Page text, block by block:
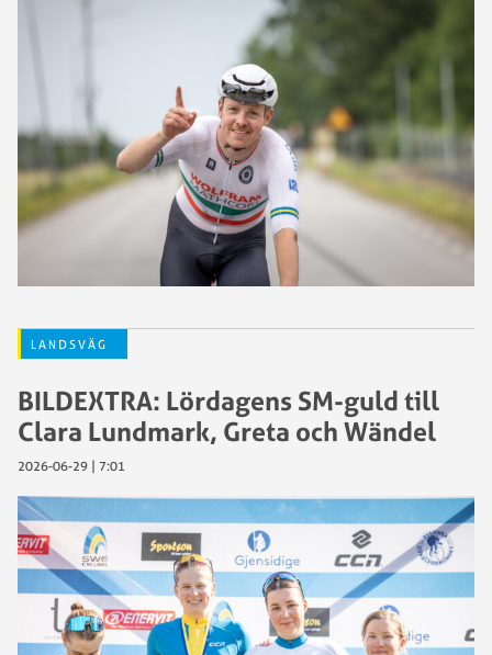
LANDSVÄG
BILDEXTRA: Lördagens SM-guld till
Clara Lundmark, Greta och Wändel
2026-06-29 | 7:01